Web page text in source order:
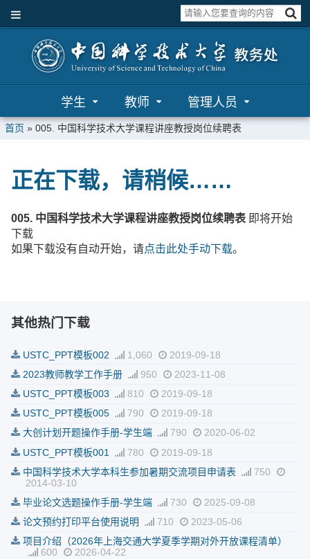
学生 教师 管理人员
首页 » 005. 中国科学技术大学课程讲座教授岗位续聘表
正在下载，请稍候……
005. 中国科学技术大学课程讲座教授岗位续聘表 即将开始
下载
如果下载没有自动开始，请点击此处手动下载。
其他热门下载
USTC_PPT模板002 1,060
2019-09-18
2023教师教学工作手册
950
2023-11-08
USTC_PPT模板003
810
2019-09-18
USTC_PPT模板005
790
2019-09-18
大创计划开题操作手册-学生端
790
2020-06-02
USTC_PPT模板001
780
2019-09-18
中国科学技术大学本科生参加暑期交流项目申请表
750
2014-03-10
毕业论文选题操作手册-学生端
730
2025-09-08
论文预约打印平台使用说明
710
2023-05-06
项目介绍（2026年上海交通大学夏季学期对外开放课程清单）
600
2026-04-22